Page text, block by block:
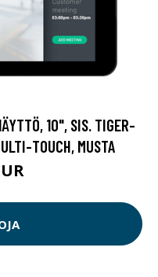
10", SIS. TIGER-
TOUCH, MUSTA